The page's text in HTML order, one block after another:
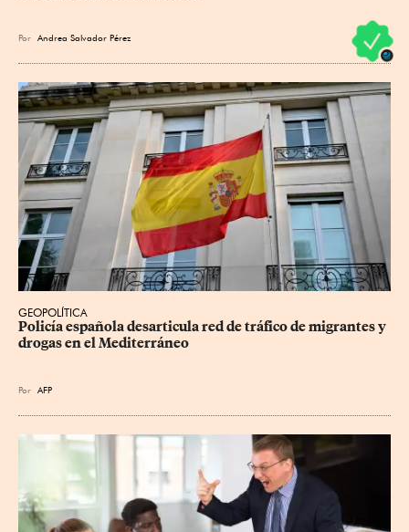
Por Andrea Salvador Pérez
GEOPOLÍTICA
Policía española desarticula red de tráfico de migrantes y
drogas en el Mediterráneo
Por AFP